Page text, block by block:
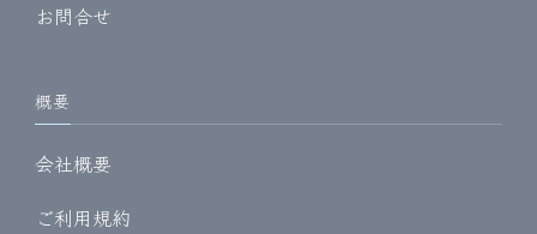
お問合せ
概要
会社概要
ご利用規約